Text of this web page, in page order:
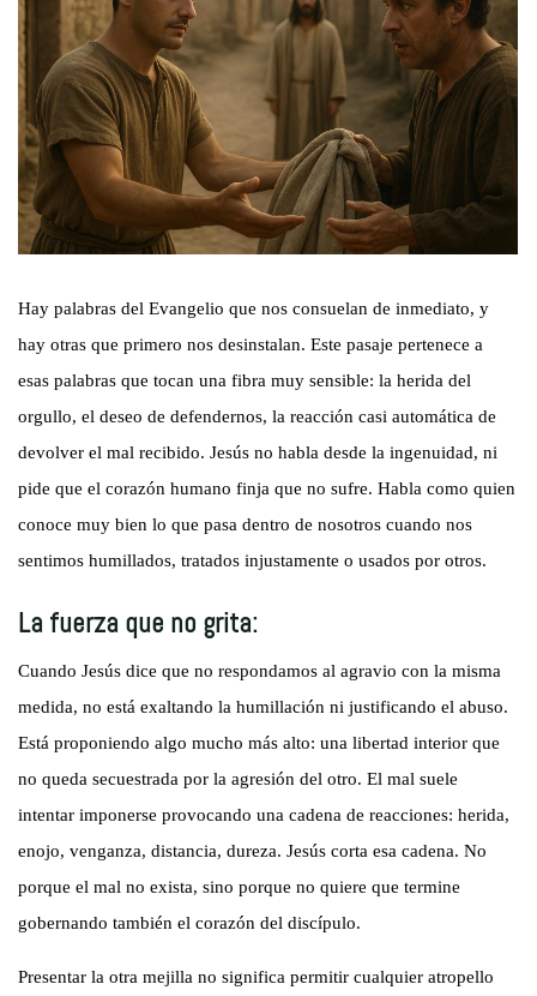
Hay palabras del Evangelio que nos consuelan de inmediato, y
hay otras que primero nos desinstalan. Este pasaje pertenece a
esas palabras que tocan una fibra muy sensible: la herida del
orgullo, el deseo de defendernos, la reacción casi automática de
devolver el mal recibido. Jesús no habla desde la ingenuidad, ni
pide que el corazón humano finja que no sufre. Habla como quien
conoce muy bien lo que pasa dentro de nosotros cuando nos
sentimos humillados, tratados injustamente o usados por otros.
La fuerza que no grita:
Cuando Jesús dice que no respondamos al agravio con la misma
medida, no está exaltando la humillación ni justificando el abuso.
Está proponiendo algo mucho más alto: una libertad interior que
no queda secuestrada por la agresión del otro. El mal suele
intentar imponerse provocando una cadena de reacciones: herida,
enojo, venganza, distancia, dureza. Jesús corta esa cadena. No
porque el mal no exista, sino porque no quiere que termine
gobernando también el corazón del discípulo.
Presentar la otra mejilla no significa permitir cualquier atropello